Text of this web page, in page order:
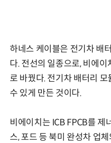
하네스 케이블은 전기차 배
다. 전선의 일종으로, 비에
로 바꿨다. 전기차 배터리
수 있게 만든 것이다.
비에이치는 ICB FPCB를 제
스, 포드 등 북미 완성차 업